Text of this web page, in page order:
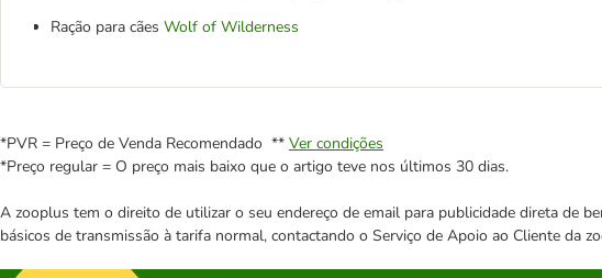
Ração para cães Wolf of Wilderness
*PVR = Preço de Venda Recomendado ** Ver condições
*Preço regular = O preço mais baixo que o artigo teve nos últimos 30 dias.
A zooplus tem o direito de utilizar o seu endereço de email para publicidade direta de
básicos de transmissão à tarifa normal, contactando o Serviço de Apoio ao Cliente da